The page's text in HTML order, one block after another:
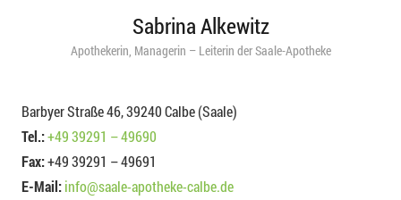
Sabrina Alkewitz
Apothekerin, Managerin – Leiterin der Saale-Apotheke
Barbyer Straße 46, 39240 Calbe (Saale)
Tel.:+49 39291 – 49690
Fax:+49 39291 – 49691
E-Mail:info@saale-apotheke-calbe.de